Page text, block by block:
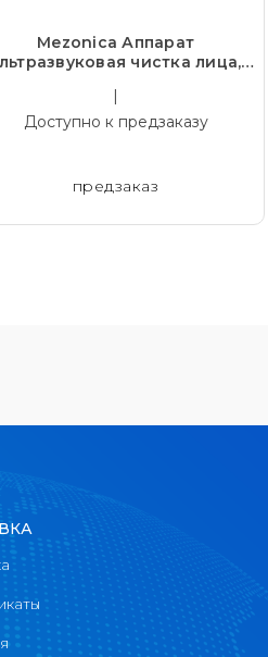
Mezonica Аппарат
чистка лица,
|
Доступно к предзаказу
предзаказ